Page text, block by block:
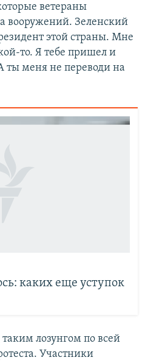
ветераны
вооружений. Зеленский
этой страны. Мне
то. Я тебе пришел и
ты меня не переводи на
каких еще уступок
лозунгом по всей
Участники